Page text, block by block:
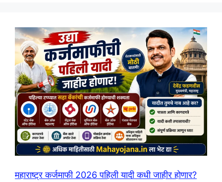
महाराष्ट्र कर्जमाफी 2026 पहिली यादी कधी जाहीर होणार?